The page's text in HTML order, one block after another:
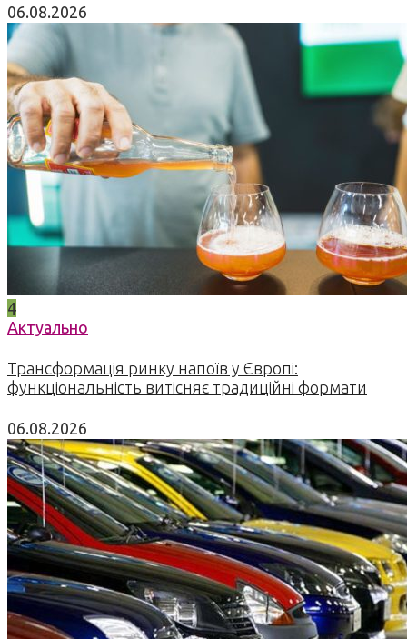
06.08.2026
4
Актуально
Трансформація ринку напоїв у Європі:
функціональність витісняє традиційні формати
06.08.2026